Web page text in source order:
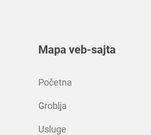
Mapa veb-sajta
Početna
Groblja
Usluge